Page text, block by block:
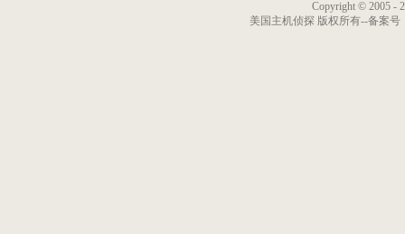
Copyright © 2005 -
美国主机侦探 版权所有--备案号